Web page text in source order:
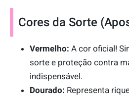
Cores da Sorte
Vermelho: A cor oficial!
sorte e proteção contra
indispensável.
Dourado: Representa